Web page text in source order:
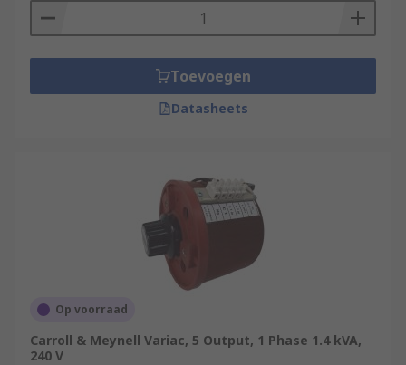
Toevoegen
Datasheets
Op voorraad
Carroll & Meynell Variac, 5 Output, 1 Phase 1.4 kVA,
240 V